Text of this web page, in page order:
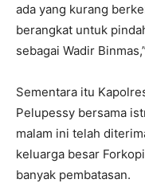
ada yang kurang
berangkat untuk
sebagai Wadir
Sementara itu
Pelupessy bersama
malam ini telah
keluarga besar
banyak pembatasan.